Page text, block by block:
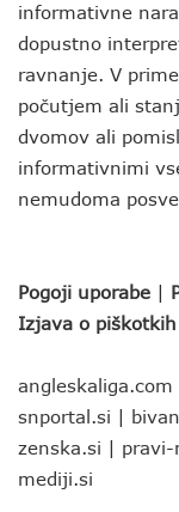
informativne
dopustno
ravnanje. V
počutjem ali
dvomov ali
informativnimi
nemudoma
Pogoji uporabe |
Izjava o piškotkih
angleskaliga.com
snportal.si |
zenska.si | pravi-
mediji.si